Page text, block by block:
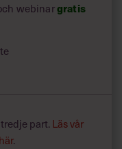
webinargratis
part. Läs vår
.